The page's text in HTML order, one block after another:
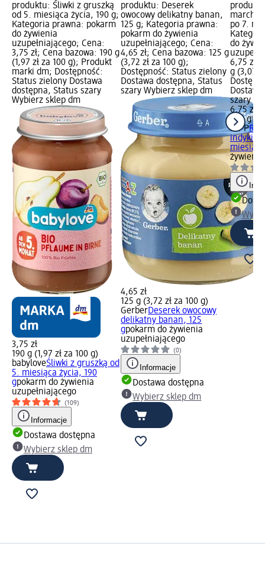
produktu: Śliwki z gruszką
od 5. miesiąca życia, 190 g;
Kategoria prawna: pokarm
do żywienia
uzupełniającego; Cena:
3,75 zł; Cena bazowa: 190 g
(1,97 zł za 100 g); Produkt
marki dm; Dostępność:
Status zielony Dostawa
dostępna, Status szary
Wybierz sklep dm
3,75 zł
190 g (1,97 zł za 100 g)
babyloveŚliwki z gruszką od
5. miesiąca życia, 190
gpokarm do żywienia
uzupełniającego
(109)
Informacje
Dostawa dostępna
Wybierz sklep dm
produktu: Deserek
owocowy delikatny banan,
125 g; Kategoria prawna:
pokarm do żywienia
uzupełniającego; Cena:
4,65 zł; Cena bazowa: 125 g
(3,72 zł za 100 g);
Dostępność: Status zielony
Dostawa dostępna, Status
szary Wybierz sklep dm
4,65 zł
125 g (3,72 zł za 100 g)
GerberDeserek owocowy
delikatny banan, 125
gpokarm do żywienia
uzupełniającego
(0)
Informacje
Dostawa dostępna
Wybierz sklep dm
po 7.
do
6,75 zł;
g (3,07
szary
6,75 zł
220 g
HiPP